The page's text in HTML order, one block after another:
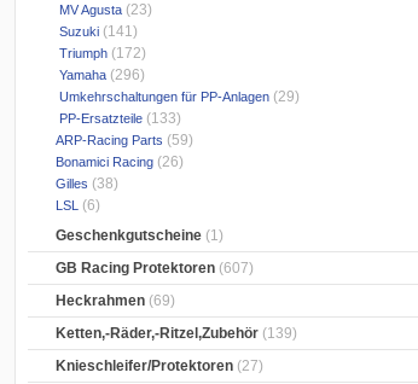
MV Agusta (23)
Suzuki (141)
Triumph (172)
Yamaha (296)
Umkehrschaltungen für PP-Anlagen (29)
PP-Ersatzteile (133)
ARP-Racing Parts (59)
Bonamici Racing (26)
Gilles (38)
LSL
(6)
Geschenkgutscheine (1)
GB Racing Protektoren (607)
Heckrahmen (69)
Ketten,-Räder,-Ritzel,Zubehör (139)
Knieschleifer/Protektoren (27)